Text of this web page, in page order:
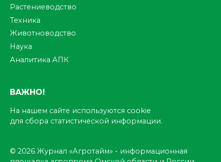
Растениеводство
Техника
Животноводство
Наука
Аналитика АПК
ВАЖНО!
На нашем сайте используются cookie
для сбора статистической информации.
© 2026 Журнал «Агротайм» - информационная